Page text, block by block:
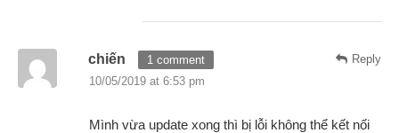
Reply
chiến
1 comment
10/05/2019 at 6:53 pm
Mình vừa update xong thì bị lỗi không thể kết nối